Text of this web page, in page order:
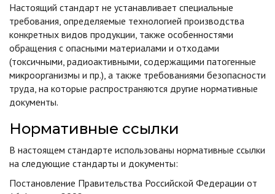
Настоящий стандарт не устанавливает специальные
требования, определяемые технологией производства
конкретных видов продукции, также особенностями
обращения с опасными материалами и отходами
(токсичными, радиоактивными, содержащими патогенные
микроорганизмы и пр.), а также требованиями безопасности
труда, на которые распространяются другие нормативные
документы.
Нормативные ссылки
В настоящем стандарте использованы нормативные ссылки
на следующие стандарты и документы:
Постановление Правительства Российской Федерации от